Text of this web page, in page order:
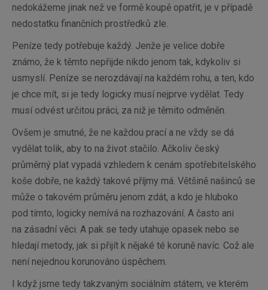
nedokážeme jinak než ve formě koupě opatřit, je v případě
nedostatku finančních prostředků zle.
Peníze tedy potřebuje každý. Jenže je velice dobře
známo, že k těmto nepřijde nikdo jenom tak, kdykoliv si
usmyslí. Peníze se nerozdávají na každém rohu, a ten, kdo
je chce mít, si je tedy logicky musí nejprve vydělat. Tedy
musí odvést určitou práci, za niž je těmito odměněn.
Ovšem je smutné, že ne každou prací a ne vždy se dá
vydělat tolik, aby to na život stačilo. Ačkoliv český
průměrný plat vypadá vzhledem k cenám spotřebitelského
koše dobře, ne každý takové příjmy má. Většině našinců se
může o takovém průměru jenom zdát, a kdo je hluboko
pod tímto, logicky nemívá na rozhazování. A často ani
na zásadní věci. A pak se tedy utahuje opasek nebo se
hledají metody, jak si přijít k nějaké té koruně navíc. Což ale
není nejednou korunováno úspěchem.
I když jsme tedy takzvaným sociálním státem, ve kterém